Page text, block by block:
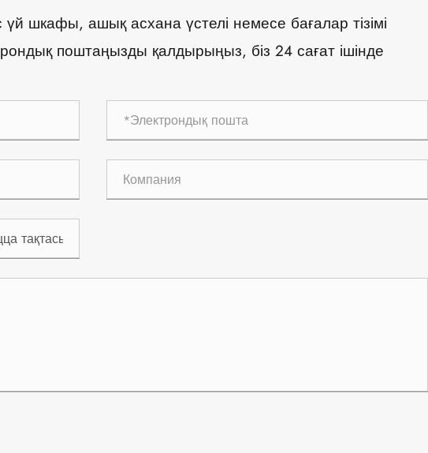
шкафы, ашық асхана үстелі немесе бағалар тізімі
поштаңызды қалдырыңыз, біз 24 сағат ішінде